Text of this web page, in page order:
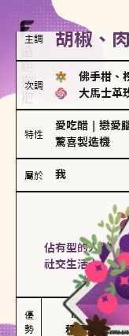
主調 胡椒、
次調
佛手柑、
大馬士革
特性
愛吃醋 戀愛
驚喜製造機
屬於 我
佔有型的人對愛
社交生活十分敏
投入和
優
勢
能建立緊密
積極維繫關